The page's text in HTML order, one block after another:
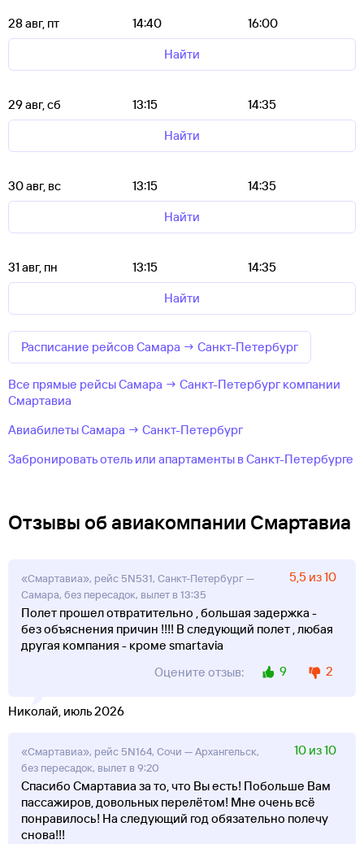
28 авг, пт 14:40
16:00
Найти
29 авг, сб 13:15
14:35
Найти
30 авг, вс 13:15
14:35
Найти
31 авг, пн 13:15
14:35
Найти
Расписание рейсов Самара → Санкт-Петербург
Все прямые рейсы Самара → Санкт-Петербург компании
Смартавиа
Авиабилеты Самара → Санкт-Петербург
Забронировать отель или апартаменты в Санкт-Петербурге
Отзывы об авиакомпании Смартавиа
«Смартавиа», рейс 5N531, Санкт-Петербург —
Самара, без пересадок, вылет в 13:35
5,5 из 10
Полет прошел отвратительно , большая задержка -
без объяснения причин !!!! В следующий полет , любая
другая компания - кроме smartavia
Оцените отзыв:
9 2
Николай, июль 2026
«Смартавиа», рейс 5N164, Сочи — Архангельск,
без пересадок, вылет в 9:20
10 из 10
Спасибо Смартавиа за то, что Вы есть! Побольше Вам
пассажиров, довольных перелётом! Мне очень всё
понравилось! На следующий год обязательно полечу
снова!!!